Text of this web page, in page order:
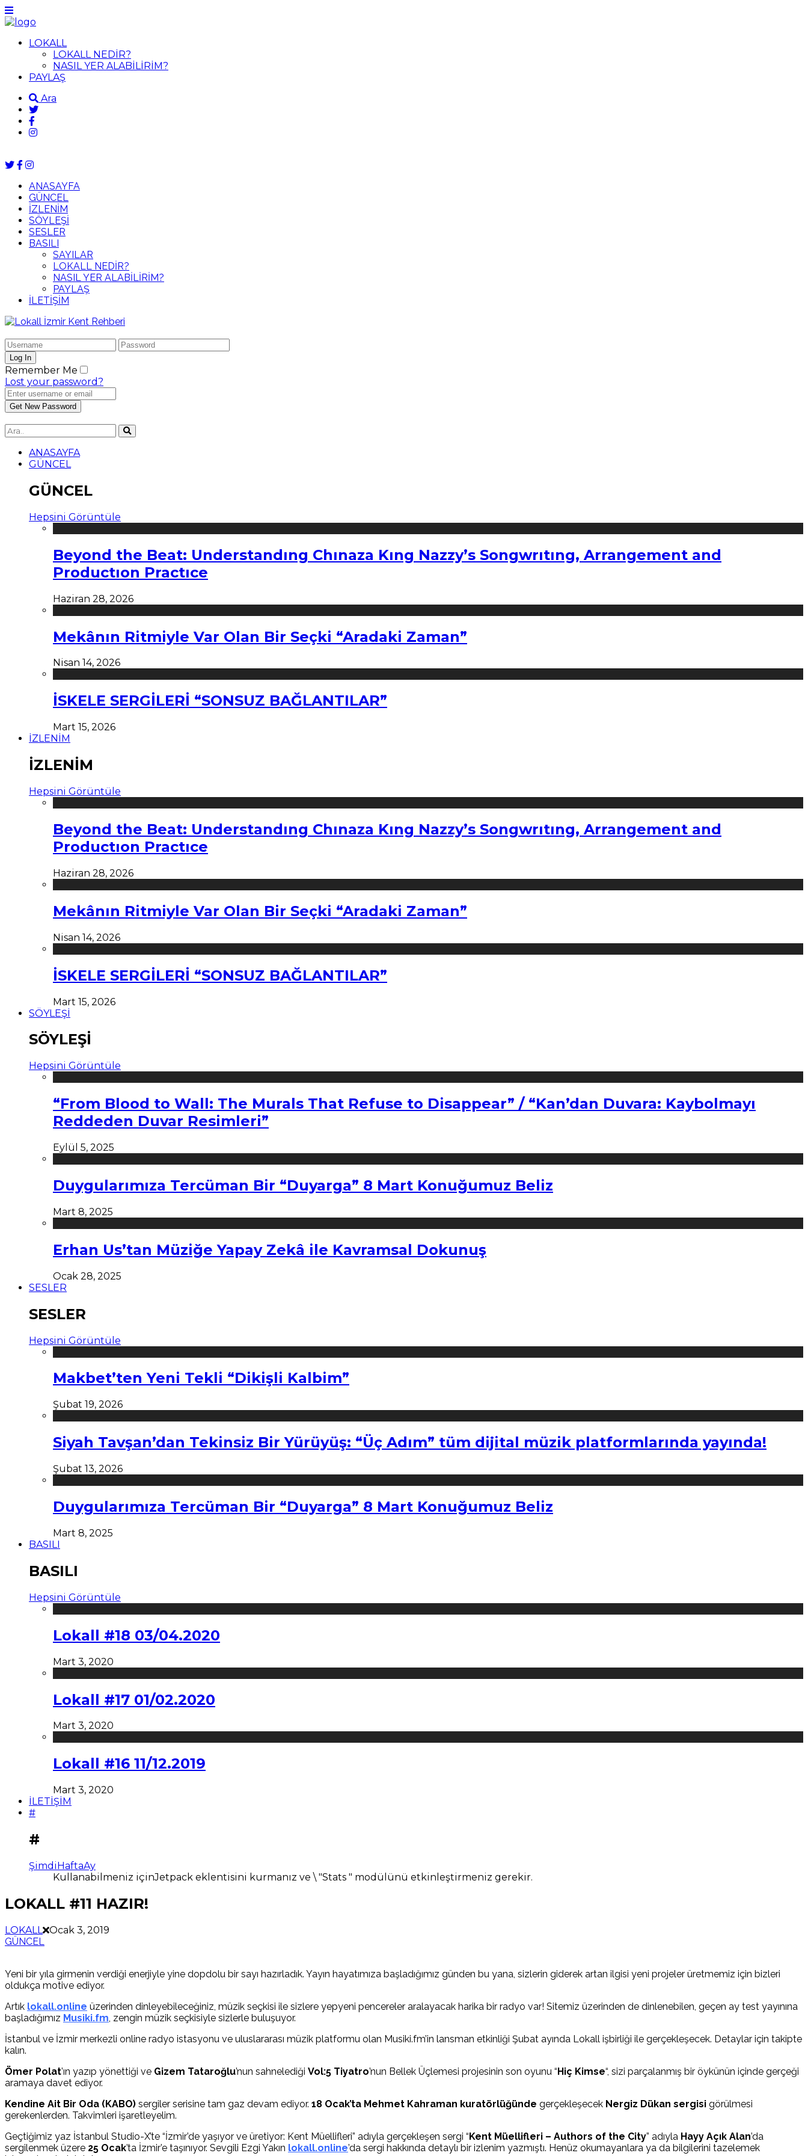
LOKALL
LOKALL NEDİR?
NASIL YER ALABİLİRİM?
PAYLAŞ
Ara
ANASAYFA
GÜNCEL
İZLENİM
SÖYLEŞİ
SESLER
BASILI
SAYILAR
LOKALL NEDİR?
NASIL YER ALABİLİRİM?
PAYLAŞ
İLETİŞİM
Remember Me
Lost your password?
ANASAYFA
GÜNCEL
GÜNCEL
Hepsini Görüntüle
Beyond the Beat: Understandıng Chınaza Kıng Nazzy’s Songwrıtıng, Arrangement and
Productıon Practıce
Haziran 28, 2026
Mekânın Ritmiyle Var Olan Bir Seçki “Aradaki Zaman”
Nisan 14, 2026
İSKELE SERGİLERİ “SONSUZ BAĞLANTILAR”
Mart 15, 2026
İZLENİM
İZLENİM
Hepsini Görüntüle
Beyond the Beat: Understandıng Chınaza Kıng Nazzy’s Songwrıtıng, Arrangement and
Productıon Practıce
Haziran 28, 2026
Mekânın Ritmiyle Var Olan Bir Seçki “Aradaki Zaman”
Nisan 14, 2026
İSKELE SERGİLERİ “SONSUZ BAĞLANTILAR”
Mart 15, 2026
SÖYLEŞİ
SÖYLEŞİ
Hepsini Görüntüle
“From Blood to Wall: The Murals That Refuse to Disappear” / “Kan’dan Duvara: Kaybolmayı
Reddeden Duvar Resimleri”
Eylül 5, 2025
Duygularımıza Tercüman Bir “Duyarga” 8 Mart Konuğumuz Beliz
Mart 8, 2025
Erhan Us’tan Müziğe Yapay Zekâ ile Kavramsal Dokunuş
Ocak 28, 2025
SESLER
SESLER
Hepsini Görüntüle
Makbet’ten Yeni Tekli “Dikişli Kalbim”
Şubat 19, 2026
Siyah Tavşan’dan Tekinsiz Bir Yürüyüş: “Üç Adım” tüm dijital müzik platformlarında yayında!
Şubat 13, 2026
Duygularımıza Tercüman Bir “Duyarga” 8 Mart Konuğumuz Beliz
Mart 8, 2025
BASILI
BASILI
Hepsini Görüntüle
Lokall #18 03/04.2020
Mart 3, 2020
Lokall #17 01/02.2020
Mart 3, 2020
Lokall #16 11/12.2019
Mart 3, 2020
İLETİŞİM
#
#
ŞimdiHaftaAy
Kullanabilmeniz içinJetpack eklentisini kurmanız ve \ "Stats " modülünü etkinleştirmeniz gerekir.
LOKALL #11 HAZIR!
LOKALL Ocak 3, 2019
GÜNCEL
Yeni bir yıla girmenin verdiği enerjiyle yine dopdolu bir sayı hazırladık. Yayın hayatımıza başladığımız günden bu yana, sizlerin giderek artan ilgisi yeni projeler üretmemiz için bizleri
oldukça motive ediyor.
Artık lokall.online üzerinden dinleyebileceğiniz, müzik seçkisi ile sizlere yepyeni pencereler aralayacak harika bir radyo var! Sitemiz üzerinden de dinlenebilen, geçen ay test yayınına
başladığımız Musiki.fm, zengin müzik seçkisiyle sizlerle buluşuyor.
İstanbul ve İzmir merkezli online radyo istasyonu ve uluslararası müzik platformu olan Musiki.fm’in lansman etkinliği Şubat ayında Lokall işbirliği ile gerçekleşecek. Detaylar için takipte
kalın.
Ömer Polat’ın yazıp yönettiği ve Gizem Tataroğlu’nun sahnelediği Vol:5 Tiyatro’nun Bellek Üçlemesi projesinin son oyunu “Hiç Kimse“, sizi parçalanmış bir öykünün içinde gerçeği
aramaya davet ediyor.
Kendine Ait Bir Oda (KABO) sergiler serisine tam gaz devam ediyor. 18 Ocak’ta Mehmet Kahraman kuratörlüğünde gerçekleşecek Nergiz Dükan sergisi görülmesi
gerekenlerden. Takvimleri işaretleyelim.
Geçtiğimiz yaz İstanbul Studio-X’te “İzmir’de yaşıyor ve üretiyor: Kent Müellifleri” adıyla gerçekleşen sergi “Kent Müellifleri – Authors of the City” adıyla Hayy Açık Alan’da
sergilenmek üzere 25 Ocak’ta İzmir’e taşınıyor. Sevgili Ezgi Yakın lokall.online’da sergi hakkında detaylı bir izlenim yazmıştı. Henüz okumayanlara ya da bilgilerini tazelemek